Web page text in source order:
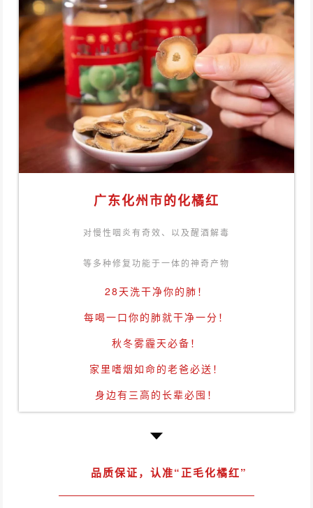
广东化州市的化橘红
对慢性咽炎有奇效、以及醒酒解毒
等多种修复功能于一体的神奇产物
28天洗干净你的肺！
每喝一口你的肺就干净一分！
秋冬雾霾天必备！
家里嗜烟如命的老爸必送！
身边有三高的长辈必囤！
品质保证， 认准“正毛化橘红”